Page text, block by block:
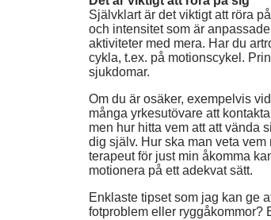
Självklart är det viktigt att röra
och intensitet som är
aktiviteter med mera. Har du
cykla, t.ex. på motionscykel.
sjukdomar.
Om du är osäker, exempelvis
många yrkesutövare att
men hur hitta vem att att vända
dig själv. Hur ska man veta
terapeut för just min åkomma
motionera på ett adekvat sätt.
Enklaste tipset som jag kan ge
fotproblem eller ryggåkommor?